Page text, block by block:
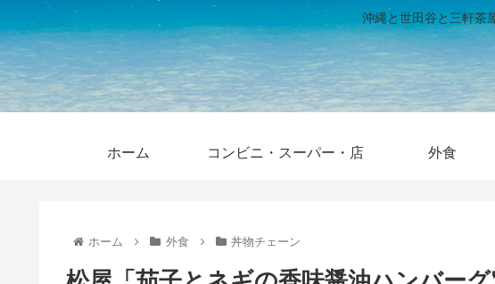
沖縄と世田谷と三軒茶
ホーム コンビニ・スーパー・店 外食
ホーム 外食 丼物チェーン